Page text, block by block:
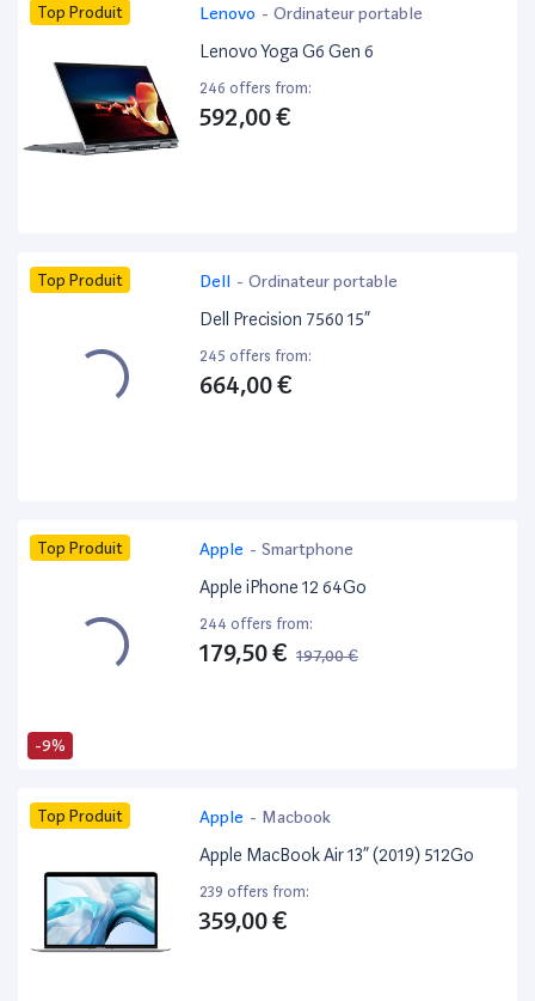
Top Produit Lenovo - Ordinateur portable
Lenovo Yoga G6 Gen 6
246 offers from:
592,00 €
Top Produit Dell - Ordinateur portable
Dell Precision 7560 15”
245 offers from:
664,00 €
-9%
Top Produit Apple - Smartphone
Apple iPhone 12 64Go
244 offers from:
179,50 € 197,00 €
Top Produit Apple - Macbook
Apple MacBook Air 13” (2019) 512Go
239 offers from:
359,00 €